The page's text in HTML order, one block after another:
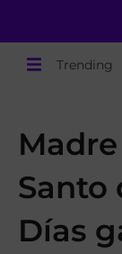
Trending
Santo
Días